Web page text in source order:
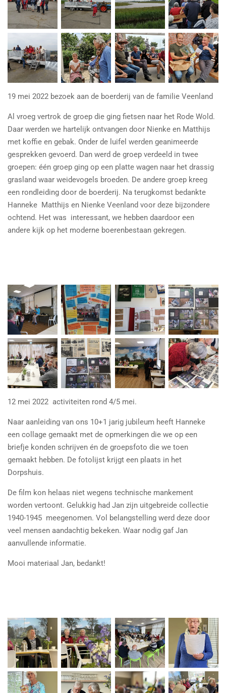
19 mei 2022 bezoek aan de boerderij van de familie Veenland
Al vroeg vertrok de groep die ging fietsen naar het Rode Wold.
Daar werden we hartelijk ontvangen door Nienke en Matthijs
met koffie en gebak. Onder de luifel werden geanimeerde
gesprekken gevoerd. Dan werd de groep verdeeld in twee
groepen: één groep ging op een platte wagen naar het drassig
grasland waar weidevogels broeden. De andere groep kreeg
een rondleiding door de boerderij. Na terugkomst bedankte
Hanneke Matthijs en Nienke Veenland voor deze bijzondere
ochtend. Het was interessant, we hebben daardoor een
andere kijk op het moderne boerenbestaan gekregen.
12 mei 2022 activiteiten rond 4/5 mei.
Naar aanleiding van ons 10+1 jarig jubileum heeft Hanneke
een collage gemaakt met de opmerkingen die we op een
briefje konden schrijven én de groepsfoto die we toen
gemaakt hebben. De fotolijst krijgt een plaats in het
Dorpshuis.
De film kon helaas niet wegens technische mankement
worden vertoont. Gelukkig had Jan zijn uitgebreide collectie
1940-1945 meegenomen. Vol belangstelling werd deze door
veel mensen aandachtig bekeken. Waar nodig gaf Jan
aanvullende informatie.
Mooi materiaal Jan, bedankt!